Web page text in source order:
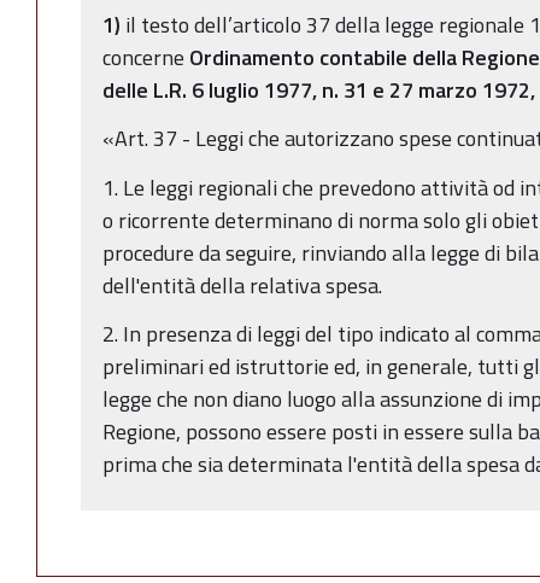
1) il testo dell’articolo 37 della legge regionale
concerne Ordinamento contabile della
delle L.R. 6 luglio 1977, n. 31 e 27 marzo
«Art. 37 - Leggi che autorizzano spese
1. Le leggi regionali che prevedono attività od
o ricorrente determinano di norma solo gli
procedure da seguire, rinviando alla legge di
dell'entità della relativa spesa.
2. In presenza di leggi del tipo indicato al
preliminari ed istruttorie ed, in generale, tutti
legge che non diano luogo alla assunzione di
Regione, possono essere posti in essere sulla
prima che sia determinata l'entità della spesa